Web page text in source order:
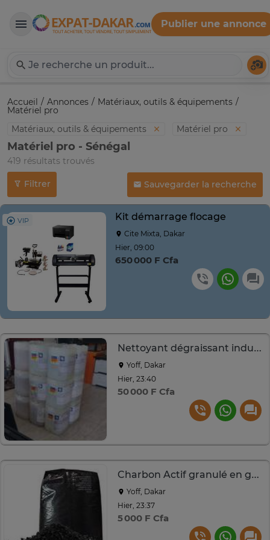
Expat-Dakar
Publier une annonce
Accueil Annonces Matériaux, outils & équipements
Matériel pro
Matériaux, outils & équipements
Matériel pro
Matériel pro - Sénégal
419 résultats trouvés
Filtrer Sauvegarder la recherche
VIP Kit démarrage flocage
Cite Mixta, Dakar
Hier, 09:00
650 000 F Cfa
Nettoyant dégraissant industriel guardian ipco 400 et 415
Yoff, Dakar
Hier, 23:40
50 000 F Cfa
Charbon Actif granulé en grande quantité
Yoff, Dakar
Hier, 23:37
5 000 F Cfa